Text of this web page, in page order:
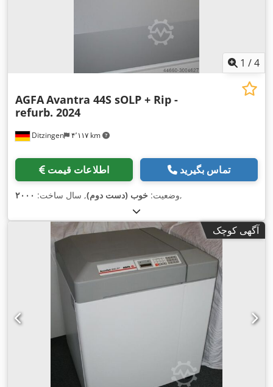
1 /4
Ditzingen ۴٬۱۱۷ km
AGFAAvantra 44S sOLP + Rip -
refurb. 2024
اطلاعات قیمت تماس بگیرید
وضعیت: خوب (دست دوم), سال ساخت: ۲۰۰۰ ,
آگهی کوچک